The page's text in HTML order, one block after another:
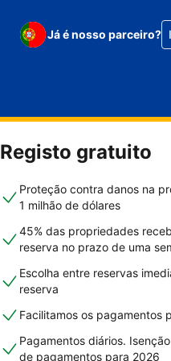
Já é nosso parceiro?
Registo gratuito
Proteção contra danos na
1 milhão de dólares
45% das propriedades
reserva no prazo de uma
Escolha entre reservas
reserva
Facilitamos os pagamentos
Pagamentos diários.
de pagamentos para 2026